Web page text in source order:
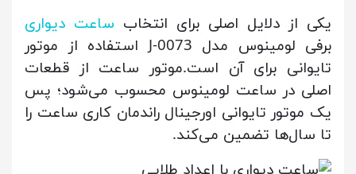
یکی از دلایل اصلی برای انتخاب ساعت دیواری
برفی لومینوس مدل J-0073 استفاده از موتور
تایوانی برای آن است.موتور ساعت از قطعات
اصلی در ساعت لومینوس محسوب می‌شود؛ پس
یک موتور تایوانی اورجینال راندمان کاری ساعت را
تا سال‌ها تضمین می‌کند.